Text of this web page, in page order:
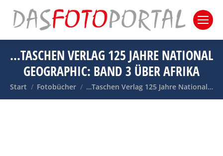
…TASCHEN VERLAG 125 JAHRE NATIONAL
GEOGRAPHIC: BAND 3 ÜBER AFRIKA
Sie befinden sich hier:
Start Fotobücher …Taschen Verlag 125 Jahre National…